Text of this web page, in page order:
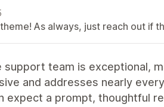
As always, just reach out if
team is exceptional,
and addresses nearly
expect a prompt, thoughtful